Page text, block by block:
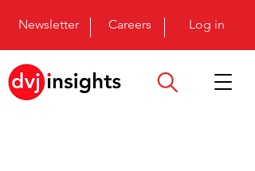
Newsletter Careers Log in